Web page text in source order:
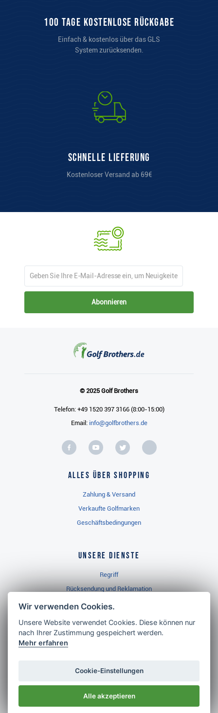
100 Tage kostenlose Rückgabe
Einfach & kostenlos über das GLS
System zurücksenden.
Schnelle Lieferung
Kostenloser Versand ab 69€
Abonnieren
© 2025 Golf Brothers
Telefon: +49 1520 397 3166 (8:00-15:00)
Email: info@golfbrothers.de
Alles über Shopping
Zahlung & Versand
Verkaufte Golfmarken
Geschäftsbedingungen
Unsere Dienste
Regriff
Rücksendung und Reklamation
Widerrufsbelehrung
Golf Brothers.de
Neuheiten
Impressum
Wir verwenden Cookies.
Unsere Website verwendet Cookies. Diese können nur
nach Ihrer Zustimmung gespeichert werden.
Mehr erfahren
Cookie-Einstellungen
Alle akzeptieren